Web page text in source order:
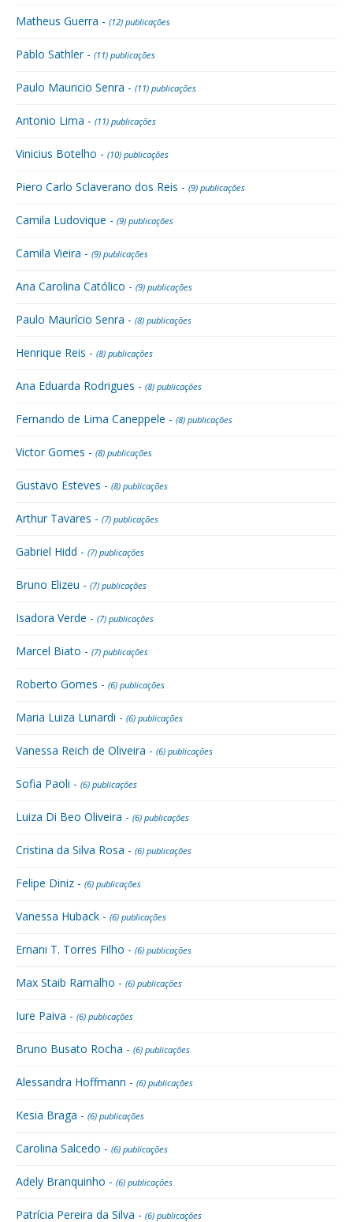
Matheus Guerra - (12) publicações
Pablo Sathler - (11) publicações
Paulo Mauricio Senra - (11) publicações
Antonio Lima - (11) publicações
Vinicius Botelho - (10) publicações
Piero Carlo Sclaverano dos Reis - (9) publicações
Camila Ludovique - (9) publicações
Camila Vieira - (9) publicações
Ana Carolina Católico - (9) publicações
Paulo Maurício Senra - (8) publicações
Henrique Reis - (8) publicações
Ana Eduarda Rodrigues - (8) publicações
Fernando de Lima Caneppele - (8) publicações
Victor Gomes - (8) publicações
Gustavo Esteves - (8) publicações
Arthur Tavares - (7) publicações
Gabriel Hidd - (7) publicações
Bruno Elizeu - (7) publicações
Isadora Verde - (7) publicações
Marcel Biato - (7) publicações
Roberto Gomes - (6) publicações
Maria Luiza Lunardi - (6) publicações
Vanessa Reich de Oliveira - (6) publicações
Sofia Paoli - (6) publicações
Luiza Di Beo Oliveira - (6) publicações
Cristina da Silva Rosa - (6) publicações
Felipe Diniz - (6) publicações
Vanessa Huback - (6) publicações
Ernani T. Torres Filho - (6) publicações
Max Staib Ramalho - (6) publicações
Iure Paiva - (6) publicações
Bruno Busato Rocha - (6) publicações
Alessandra Hoffmann - (6) publicações
Kesia Braga - (6) publicações
Carolina Salcedo - (6) publicações
Adely Branquinho - (6) publicações
Patrícia Pereira da Silva - (6) publicações